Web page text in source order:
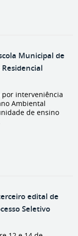
Municipal de
interveniência
Ambiental
de ensino
edital de
Seletivo